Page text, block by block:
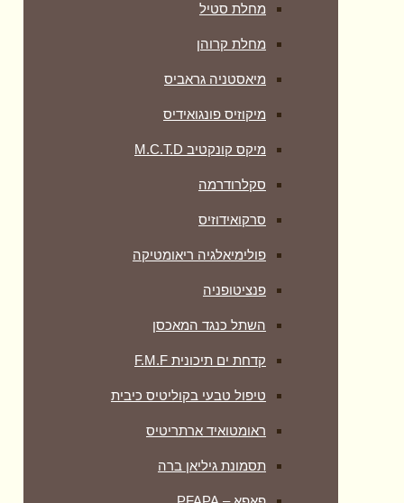
מחלת סטיל
מחלת קרוהן
מיאסטניה גראביס
מיקוזיס פונגואידיס
מיקס קונקטיב M.C.T.D
סקלרודרמה
סרקואידוזיס
פולימיאלגיה ריאומטיקה
‏פנציטופניה
השתל כנגד המאכסן
קדחת ים תיכונית F.M.F
טיפול טבעי בקוליטיס כיבית
ראומטואיד ארתריטיס
תסמונת גיליאן ברה